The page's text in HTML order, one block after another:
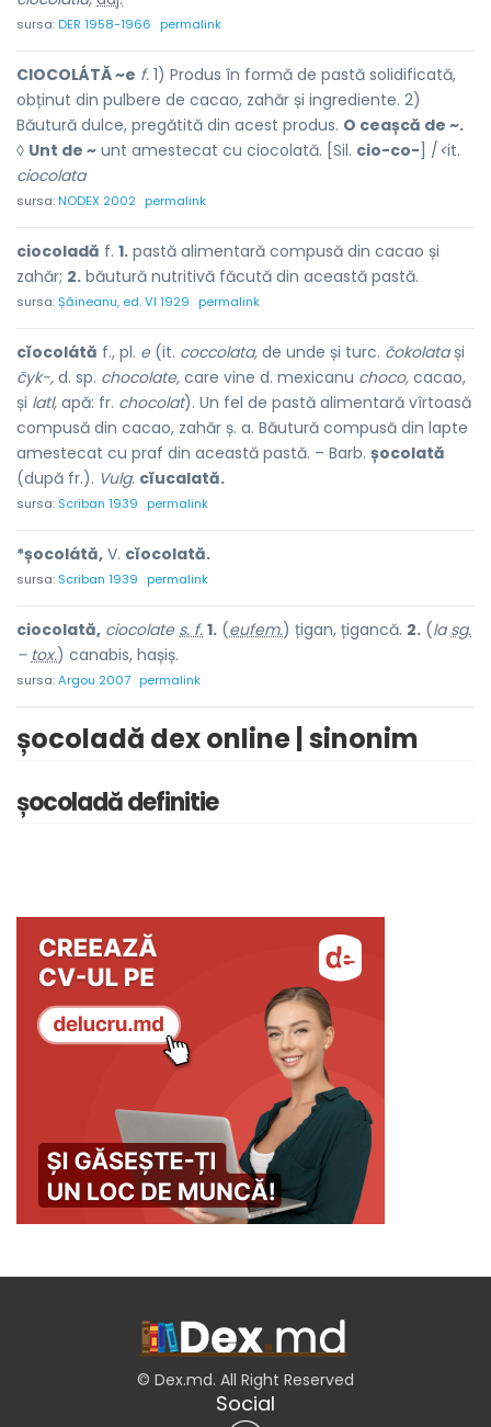
sursa:DER 1958-1966 permalink
CIOCOLÁTĂ ~e f. 1) Produs în formă de pastă solidificată,
obținut din pulbere de cacao, zahăr și ingrediente. 2)
Băutură dulce, pregătită din acest produs. O ceașcă de ~.
◊ Unt de ~ unt amestecat cu ciocolată. [Sil. cio-co- ] /<it.
ciocolata
sursa:NODEX 2002 permalink
ciocoladă f. 1. pastă alimentară compusă din cacao și
zahăr; 2. băutură nutritivă făcută din această pastă.
sursa:Șăineanu, ed. VI 1929 permalink
cĭocolátă f., pl. e(it. coccolata, de unde și turc. čokolatași
čyk-, d. sp. chocolate, care vine d. mexicanu choco, cacao,
și latl, apă: fr. chocolat). Un fel de pastă alimentară vîrtoasă
compusă din cacao, zahăr ș. a. Băutură compusă din lapte
amestecat cu praf din această pastă. – Barb. șocolată
(după fr.). Vulg. cĭucalată.
sursa: Scriban 1939 permalink
*șocolátă, V. cĭocolată.
sursa: Scriban 1939 permalink
ciocolată, ciocolate s. f. 1. (eufem.) țigan, țigancă. 2. (lasg.
– tox.) canabis, hașiș.
sursa:Argou 2007 permalink
șocoladă dex online | sinonim
șocoladă definitie
© Dex.md. All Right Reserved
Social